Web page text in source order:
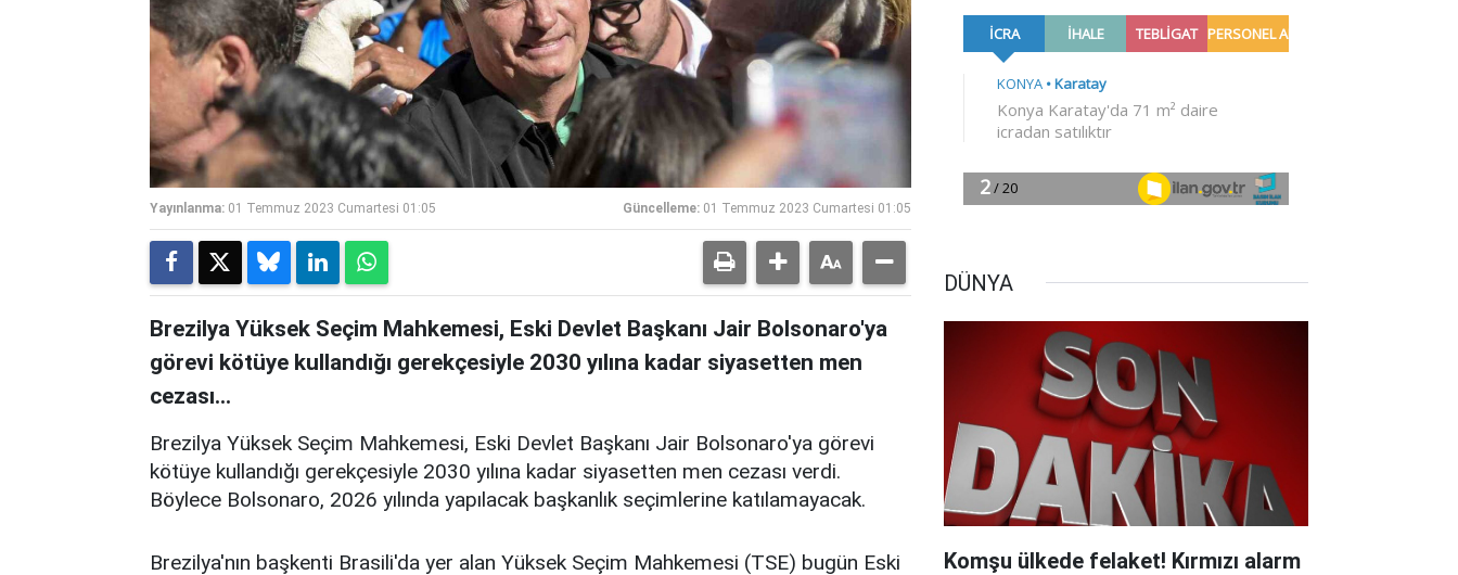
Yayınlanma: 01 Temmuz 2023 Cumartesi 01:05 Güncelleme: 01 Temmuz 2023 Cumartesi 01:05
Brezilya Yüksek Seçim Mahkemesi, Eski Devlet Başkanı Jair Bolsonaro'ya
görevi kötüye kullandığı gerekçesiyle 2030 yılına kadar siyasetten men
cezası...
Brezilya Yüksek Seçim Mahkemesi, Eski Devlet Başkanı Jair Bolsonaro'ya görevi
kötüye kullandığı gerekçesiyle 2030 yılına kadar siyasetten men cezası verdi.
Böylece Bolsonaro, 2026 yılında yapılacak başkanlık seçimlerine katılamayacak.
Brezilya'nın başkenti Brasili'da yer alan Yüksek Seçim Mahkemesi (TSE) bugün Eski
DÜNYA
Komşu ülkede felaket! Kırmızı alarm